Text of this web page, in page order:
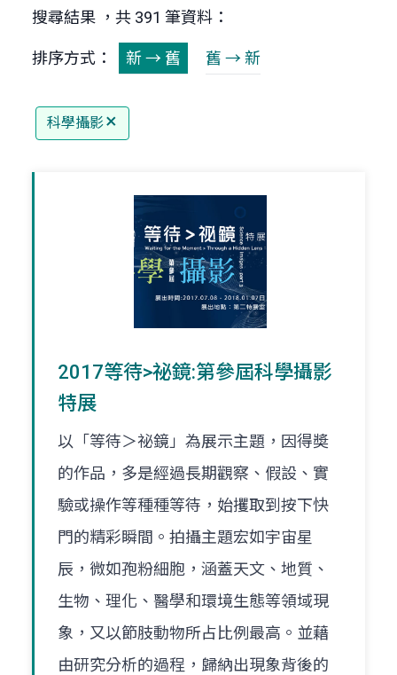
搜尋結果 ，共 391 筆資料：
排序方式： 新 → 舊 舊 → 新
科學攝影
2017等待>祕鏡:第參屆科學攝影
特展
以「等待＞祕鏡」為展示主題，因得奬
的作品，多是經過長期觀察、假設、實
驗或操作等種種等待，始攫取到按下快
門的精彩瞬間。拍攝主題宏如宇宙星
辰，微如孢粉細胞，涵蓋天文、地質、
生物、理化、醫學和環境生態等領域現
象，又以節肢動物所占比例最高。並藉
由研究分析的過程，歸納出現象背後的